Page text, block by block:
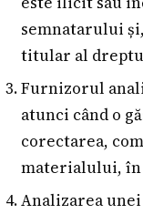
semnatarului
titular al
Furnizorul
atunci când o
corectarea,
materialului, în
Analizarea